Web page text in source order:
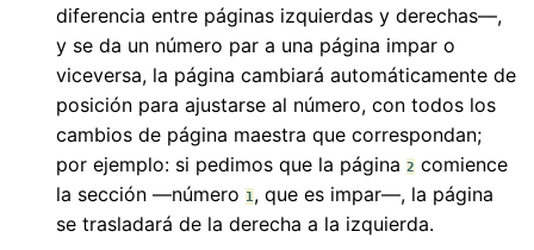
diferencia entre páginas izquierdas y derechas—,
y se da un número par a una página impar o
viceversa, la página cambiará automáticamente de
posición para ajustarse al número, con todos los
cambios de página maestra que correspondan;
por ejemplo: si pedimos que la página 2 comience
la sección —número 1, que es impar—, la página
se trasladará de la derecha a la izquierda.